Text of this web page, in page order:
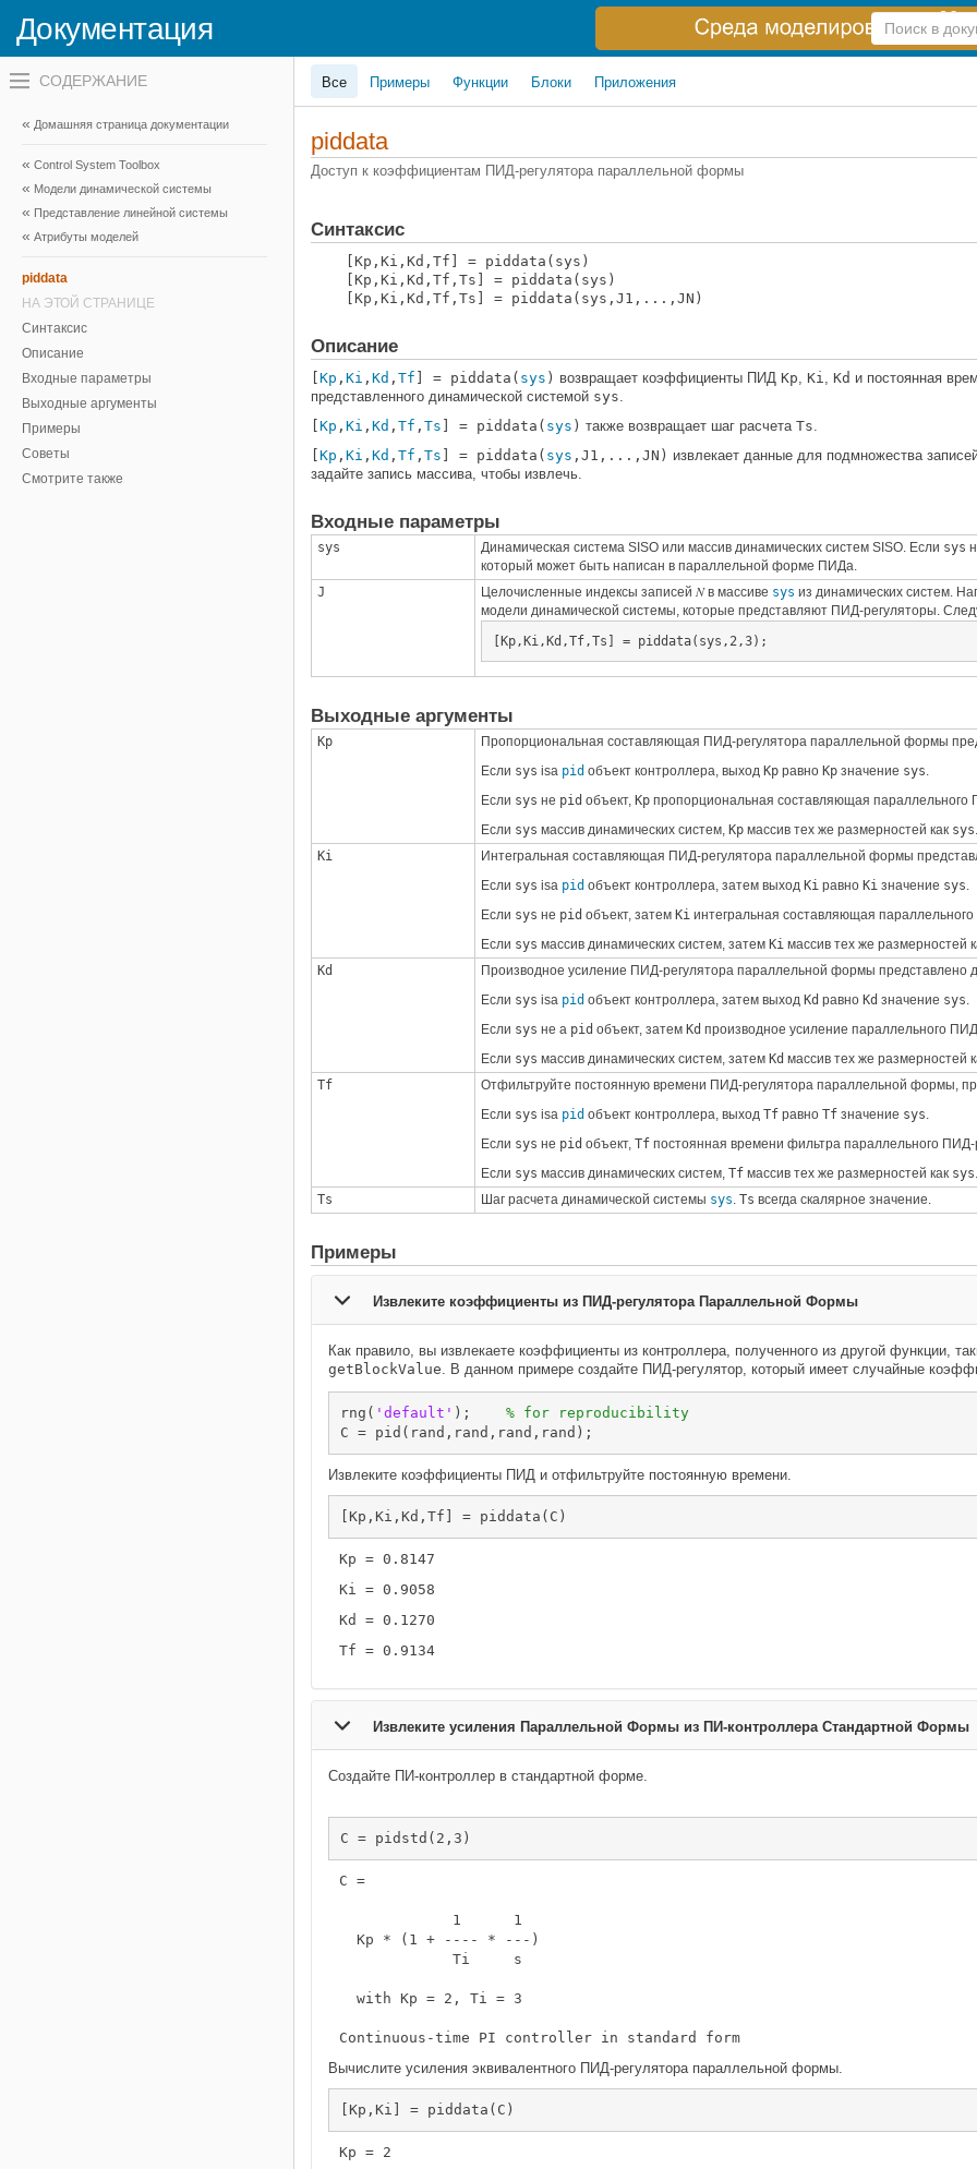
Документация
Справка
по
Переключатель
навигационного
вне
холста
навигационного
меню
холста
Домашняя страница документации
Control System Toolbox
Модели динамической системы
Представление линейной системы
Атрибуты моделей
piddata
НА ЭТОЙ СТРАНИЦЕ
Синтаксис
Описание
Входные параметры
Выходные аргументы
Примеры
Советы
Смотрите также
Все Примеры Функции Блоки Приложения
piddata
Доступ к коэффициентам ПИД-регулятора параллельной формы
Синтаксис
[Kp,Ki,Kd,Tf] = piddata(sys)
[Kp,Ki,Kd,Tf,Ts] = piddata(sys)
[Kp,Ki,Kd,Tf,Ts] = piddata(sys,J1,...,JN)
Описание
Kp , Ki , Kd , Tf ] = piddata( sys ) возвращает коэффициенты ПИД Kp, Ki, Kd и постоянная
представленного динамической системой sys.
Kp , Ki , Kd , Tf , Ts ] = piddata( sys ) также возвращает шаг расчета Ts.
Kp , Ki , Kd , Tf , Ts ] = piddata( sys ,J1,...,JN) извлекает данные для подмножества
задайте запись массива, чтобы извлечь.
Входные параметры
sys Динамическая система SISO или массив динамических систем SISO. Если sys
который может быть написан в параллельной форме ПИДа.
J
Целочисленные индексы записей Nв массиве sys из динамических систем.
модели динамической системы, которые представляют ПИД-регуляторы.
[Kp,Ki,Kd,Tf,Ts] = piddata(sys,2,3);
Выходные аргументы
Kp Пропорциональная составляющая ПИД-регулятора параллельной формы
Если sys isa pid объект контроллера, выход Kp равно Kp значение sys.
Если sys не pid объект, Kp пропорциональная составляющая параллельного
Если sys массив динамических систем, Kp массив тех же размерностей как sys.
Ki
Интегральная составляющая ПИД-регулятора параллельной формы
Если sys isa pid объект контроллера, затем выход Ki равно Ki значение sys.
Если sys не pid объект, затем Ki интегральная составляющая
Если sys массив динамических систем, затем Ki массив тех же размерностей
Kd
Производное усиление ПИД-регулятора параллельной формы представлено
Если sys isa pid объект контроллера, затем выход Kd равно Kd значение sys.
Если sys не a pid объект, затем Kd производное усиление параллельного
Если sys массив динамических систем, затем Kd массив тех же размерностей
Tf
Отфильтруйте постоянную времени ПИД-регулятора параллельной формы,
Если sys isa pid объект контроллера, выход Tf равно Tf значение sys.
Если sys не pid объект, Tf постоянная времени фильтра параллельного ПИД-
Если sys массив динамических систем, Tf массив тех же размерностей как sys.
Ts
Шаг расчета динамической системы sys. Ts всегда скалярное значение.
Примеры
Извлеките коэффициенты из ПИД-регулятора Параллельной Формы
Как правило, вы извлекаете коэффициенты из контроллера, полученного из другой функции,
getBlockValue. В данном примере создайте ПИД-регулятор, который имеет случайные
rng( 'default' ); % for reproducibility
C = pid(rand,rand,rand,rand);
Извлеките коэффициенты ПИД и отфильтруйте постоянную времени.
[Kp,Ki,Kd,Tf] = piddata(C)
Извлеките усиления Параллельной Формы из ПИ-контроллера Стандартной Формы
Создайте ПИ-контроллер в стандартной форме.
C = pidstd(2,3)
C =
             1      1
  Kp * (1 + ---- * ---)
             Ti     s
  with Kp = 2, Ti = 3
Вычислите усиления эквивалентного ПИД-регулятора параллельной формы.
[Kp,Ki] = piddata(C)